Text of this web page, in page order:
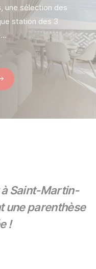
une sélection des
station des 3
Saint-Martin-
une parenthèse
!